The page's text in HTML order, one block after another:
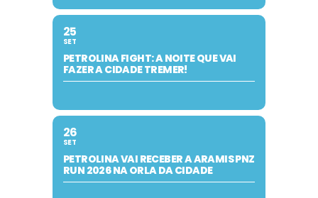
25
SET
PETROLINA FIGHT: A NOITE QUE VAI
FAZER A CIDADE TREMER!
26
SET
PETROLINA VAI RECEBER A ARAMIS PNZ
RUN 2026 NA ORLA DA CIDADE